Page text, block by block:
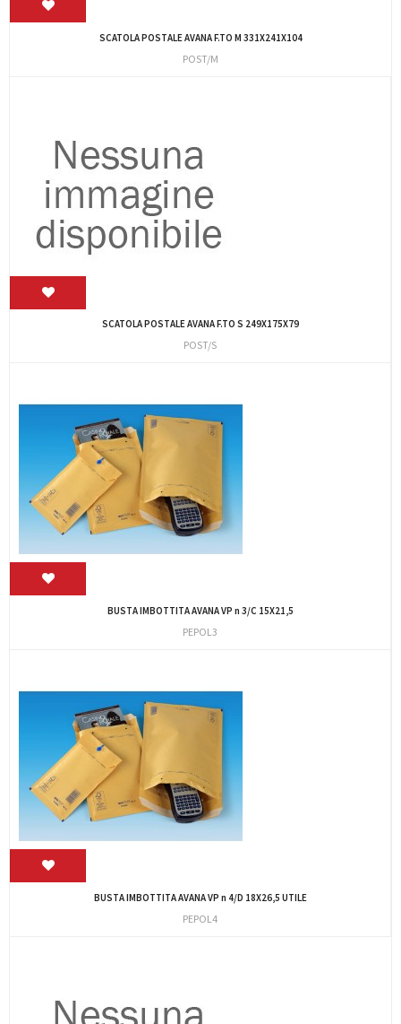
SCATOLA POSTALE AVANA F.TO M 331X241X104
POST/M
SCATOLA POSTALE AVANA F.TO S 249X175X79
POST/S
BUSTA IMBOTTITA AVANA VP n 3/C 15X21,5
PEPOL3
BUSTA IMBOTTITA AVANA VP n 4/D 18X26,5 UTILE
PEPOL4